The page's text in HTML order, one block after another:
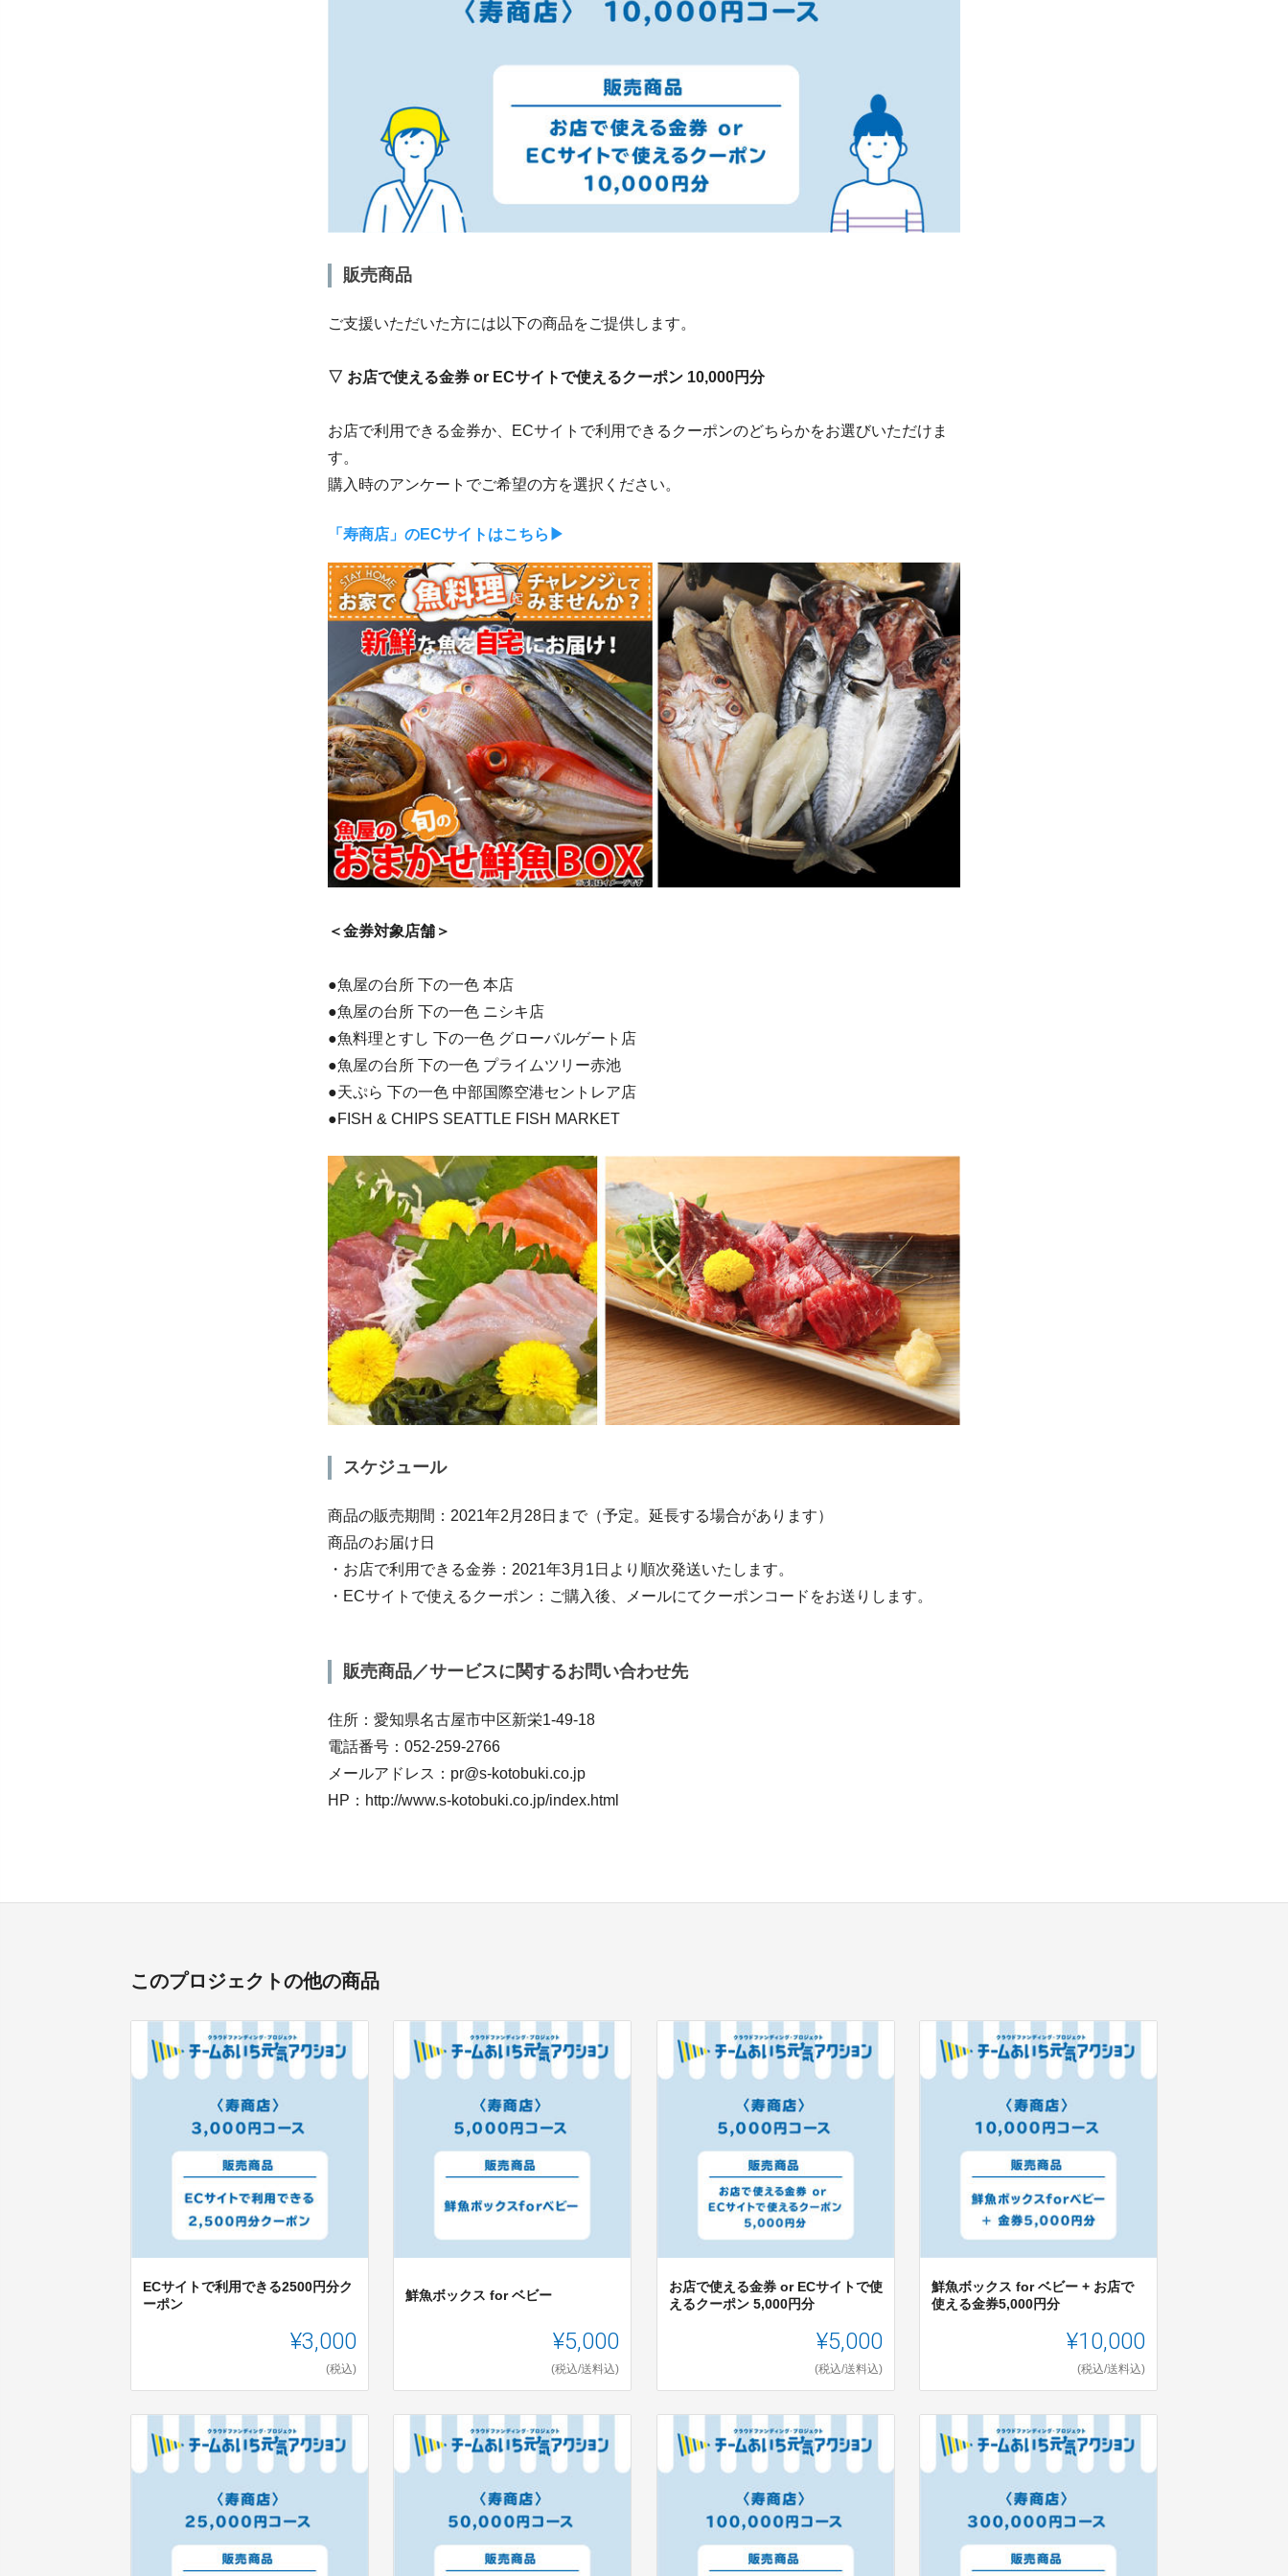
販売商品
ご支援いただいた方には以下の商品をご提供します。
▽ お店で使える金券 or ECサイトで使えるクーポン 10,000円分
お店で利用できる金券か、ECサイトで利用できるクーポンのどちらかをお選びいただけま
す。
購入時のアンケートでご希望の方を選択ください。
「寿商店」のECサイトはこちら▶︎
＜金券対象店舗＞
●魚屋の台所 下の一色 本店
●魚屋の台所 下の一色 ニシキ店
●魚料理とすし 下の一色 グローバルゲート店
●魚屋の台所 下の一色 プライムツリー赤池
●天ぷら 下の一色 中部国際空港セントレア店
●FISH & CHIPS SEATTLE FISH MARKET
スケジュール
商品の販売期間：2021年2月28日まで（予定。延長する場合があります）
商品のお届け日
・お店で利用できる金券：2021年3月1日より順次発送いたします。
・ECサイトで使えるクーポン：ご購入後、メールにてクーポンコードをお送りします。
販売商品／サービスに関するお問い合わせ先
住所：愛知県名古屋市中区新栄1-49-18
電話番号：052-259-2766
メールアドレス：pr@s-kotobuki.co.jp
HP：http://www.s-kotobuki.co.jp/index.html
このプロジェクトの他の商品
ECサイトで利用できる2500円分ク
ーポン
¥3,000
(税込)
鮮魚ボックス for ベビー
¥5,000
(税込/送料込)
お店で使える金券 or ECサイトで使
えるクーポン 5,000円分
¥5,000
(税込/送料込)
鮮魚ボックス for ベビー + お店で
使える金券5,000円分
¥10,000
(税込/送料込)